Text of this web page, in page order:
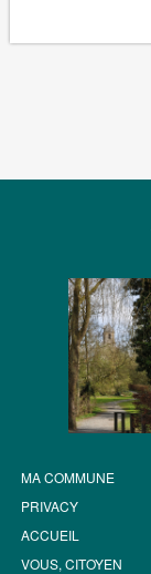
MA COMMUNE
PRIVACY
ACCUEIL
VOUS, CITOYEN